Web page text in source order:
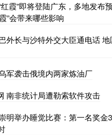
霞”即将登陆广东，多地发布
”会带来哪些影响
外长与沙特外交大臣通电话
军袭击俄境内两家炼油厂
南非统计局遭勒索软件攻击
明举办睡觉比赛：第一名奖金